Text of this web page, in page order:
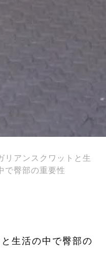
リアンスクワットと生
で臀部の重要性
生活の中で臀部の